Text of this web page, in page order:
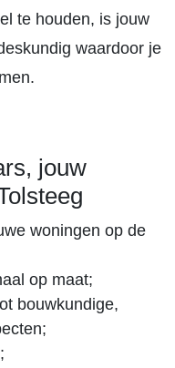
te houden, is jouw
waardoor je
jouw
woningen op de
op maat;
bouwkundige,